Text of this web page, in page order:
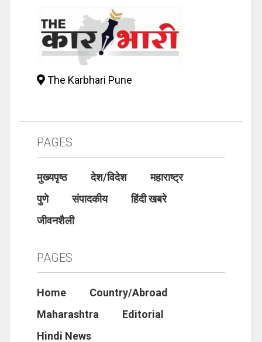
The Karbhari Pune
PAGES
मुख्यपृष्ठ देश/विदेश
महाराष्ट्र
पुणे
संपादकीय
हिंदी खबरे
जीवनशैली
PAGES
Home
Country/Abroad
Maharashtra
Editorial
Hindi News